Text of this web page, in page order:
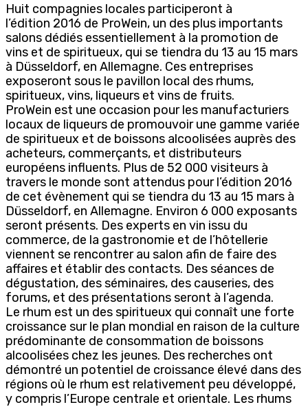
Huit compagnies locales participeront à
l’édition 2016 de ProWein, un des plus importants
salons dédiés essentiellement à la promotion de
vins et de spiritueux, qui se tiendra du 13 au 15 mars
à Düsseldorf, en Allemagne. Ces entreprises
exposeront sous le pavillon local des rhums,
spiritueux, vins, liqueurs et vins de fruits.
ProWein est une occasion pour les manufacturiers
locaux de liqueurs de promouvoir une gamme variée
de spiritueux et de boissons alcoolisées auprès des
acheteurs, commerçants, et distributeurs
européens influents. Plus de 52 000 visiteurs à
travers le monde sont attendus pour l’édition 2016
de cet évènement qui se tiendra du 13 au 15 mars à
Düsseldorf, en Allemagne. Environ 6 000 exposants
seront présents. Des experts en vin issu du
commerce, de la gastronomie et de l’hôtellerie
viennent se rencontrer au salon afin de faire des
affaires et établir des contacts. Des séances de
dégustation, des séminaires, des causeries, des
forums, et des présentations seront à l’agenda.
Le rhum est un des spiritueux qui connaît une forte
croissance sur le plan mondial en raison de la culture
prédominante de consommation de boissons
alcoolisées chez les jeunes. Des recherches ont
démontré un potentiel de croissance élevé dans des
régions où le rhum est relativement peu développé,
y compris l’Europe centrale et orientale. Les rhums